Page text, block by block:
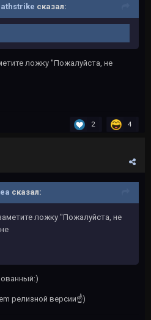
сказал:
ложку "Пожалуйста, не
2 4
сказал:
ложку "Пожалуйста, не
релизной версии☝️)